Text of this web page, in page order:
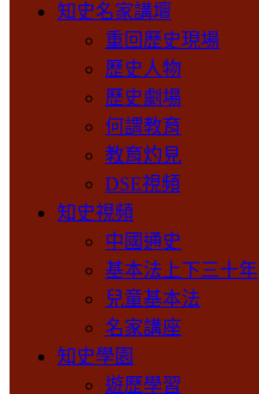
知史名家講壇
重回歷史現場
歷史人物
歷史劇場
何謂教育
教育灼見
DSE視頻
知史視頻
中國通史
基本法上下三十年
兒童基本法
名家講座
知史學園
遊歷學習